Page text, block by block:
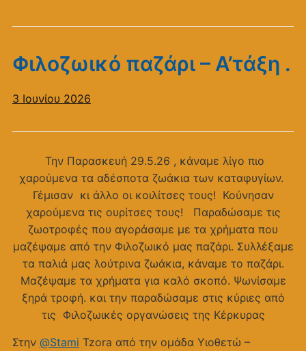
Φιλοζωικό παζάρι – Α’τάξη .
3 Ιουνίου 2026
Την Παρασκευή 29.5.26 , κάναμε λίγο πιο
χαρούμενα τα αδέσποτα ζωάκια των καταφυγίων.
Γέμισαν κι άλλο οι κοιλίτσες τους! Κούνησαν
χαρούμενα τις ουρίτσες τους! Παραδώσαμε τις
ζωοτροφές που αγοράσαμε με τα χρήματα που
μαζέψαμε από την Φιλοζωικό μας παζάρι. Συλλέξαμε
τα παλιά μας λούτρινα ζωάκια, κάναμε το παζάρι.
Μαζέψαμε τα χρήματα για καλό σκοπό. Ψωνίσαμε
ξηρά τροφή. και την παραδώσαμε στις κύριες από
τις Φιλοζωικές οργανώσεις της Κέρκυρας
Στην @Stami Tzora από την ομάδα Υιοθετώ –